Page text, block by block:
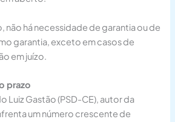
não há necessidade de garantia ou de
garantia, exceto em casos de
em juízo.
prazo
Luiz Gastão (PSD-CE), autor da
um número crescente de